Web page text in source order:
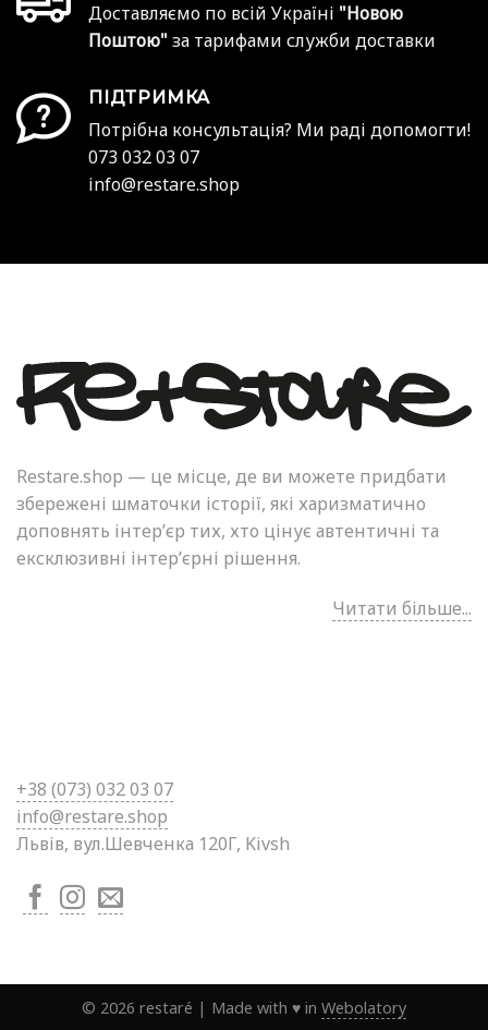
Доставляємо по всій Україні "Новою
Поштою" за тарифами служби доставки
ПІДТРИМКА
Потрібна консультація? Ми раді допомогти!
073 032 03 07
info@restare.shop
Restare.shop — це місце, де ви можете придбати
збережені шматочки історії, які харизматично
доповнять інтер’єр тих, хто цінує автентичні та
ексклюзивні інтер’єрні рішення.
Читати більше...
+38 (073) 032 03 07
info@restare.shop
Львів, вул.Шевченка 120Г, Kivsh
© 2026 restaré | Made with ♥ in Webolatory